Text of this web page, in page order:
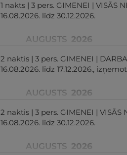
1 nakts | 3 pers. GIMENEI | VISĀS
16.08.2026. līdz 30.12.2026.
AUGUSTS 2026
2 naktis | 3 pers. GIMENEI |
16.08.2026. līdz 17.12.2026.,
AUGUSTS 2026
2 naktis | 3 pers. GIMENEI | VISĀS
16.08.2026. līdz 30.12.2026.
AUGUSTS 2026